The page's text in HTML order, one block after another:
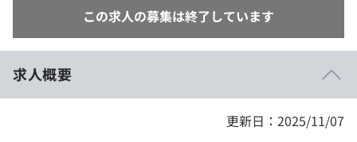
この求人の募集は終了しています
求人概要
更新日：2025/11/07